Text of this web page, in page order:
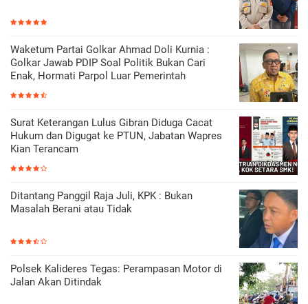
Waketum Partai Golkar Ahmad Doli Kurnia :
Golkar Jawab PDIP Soal Politik Bukan Cari
Enak, Hormati Parpol Luar Pemerintah
Surat Keterangan Lulus Gibran Diduga Cacat
Hukum dan Digugat ke PTUN, Jabatan Wapres
Kian Terancam
Ditantang Panggil Raja Juli, KPK : Bukan
Masalah Berani atau Tidak
Polsek Kalideres Tegas: Perampasan Motor di
Jalan Akan Ditindak